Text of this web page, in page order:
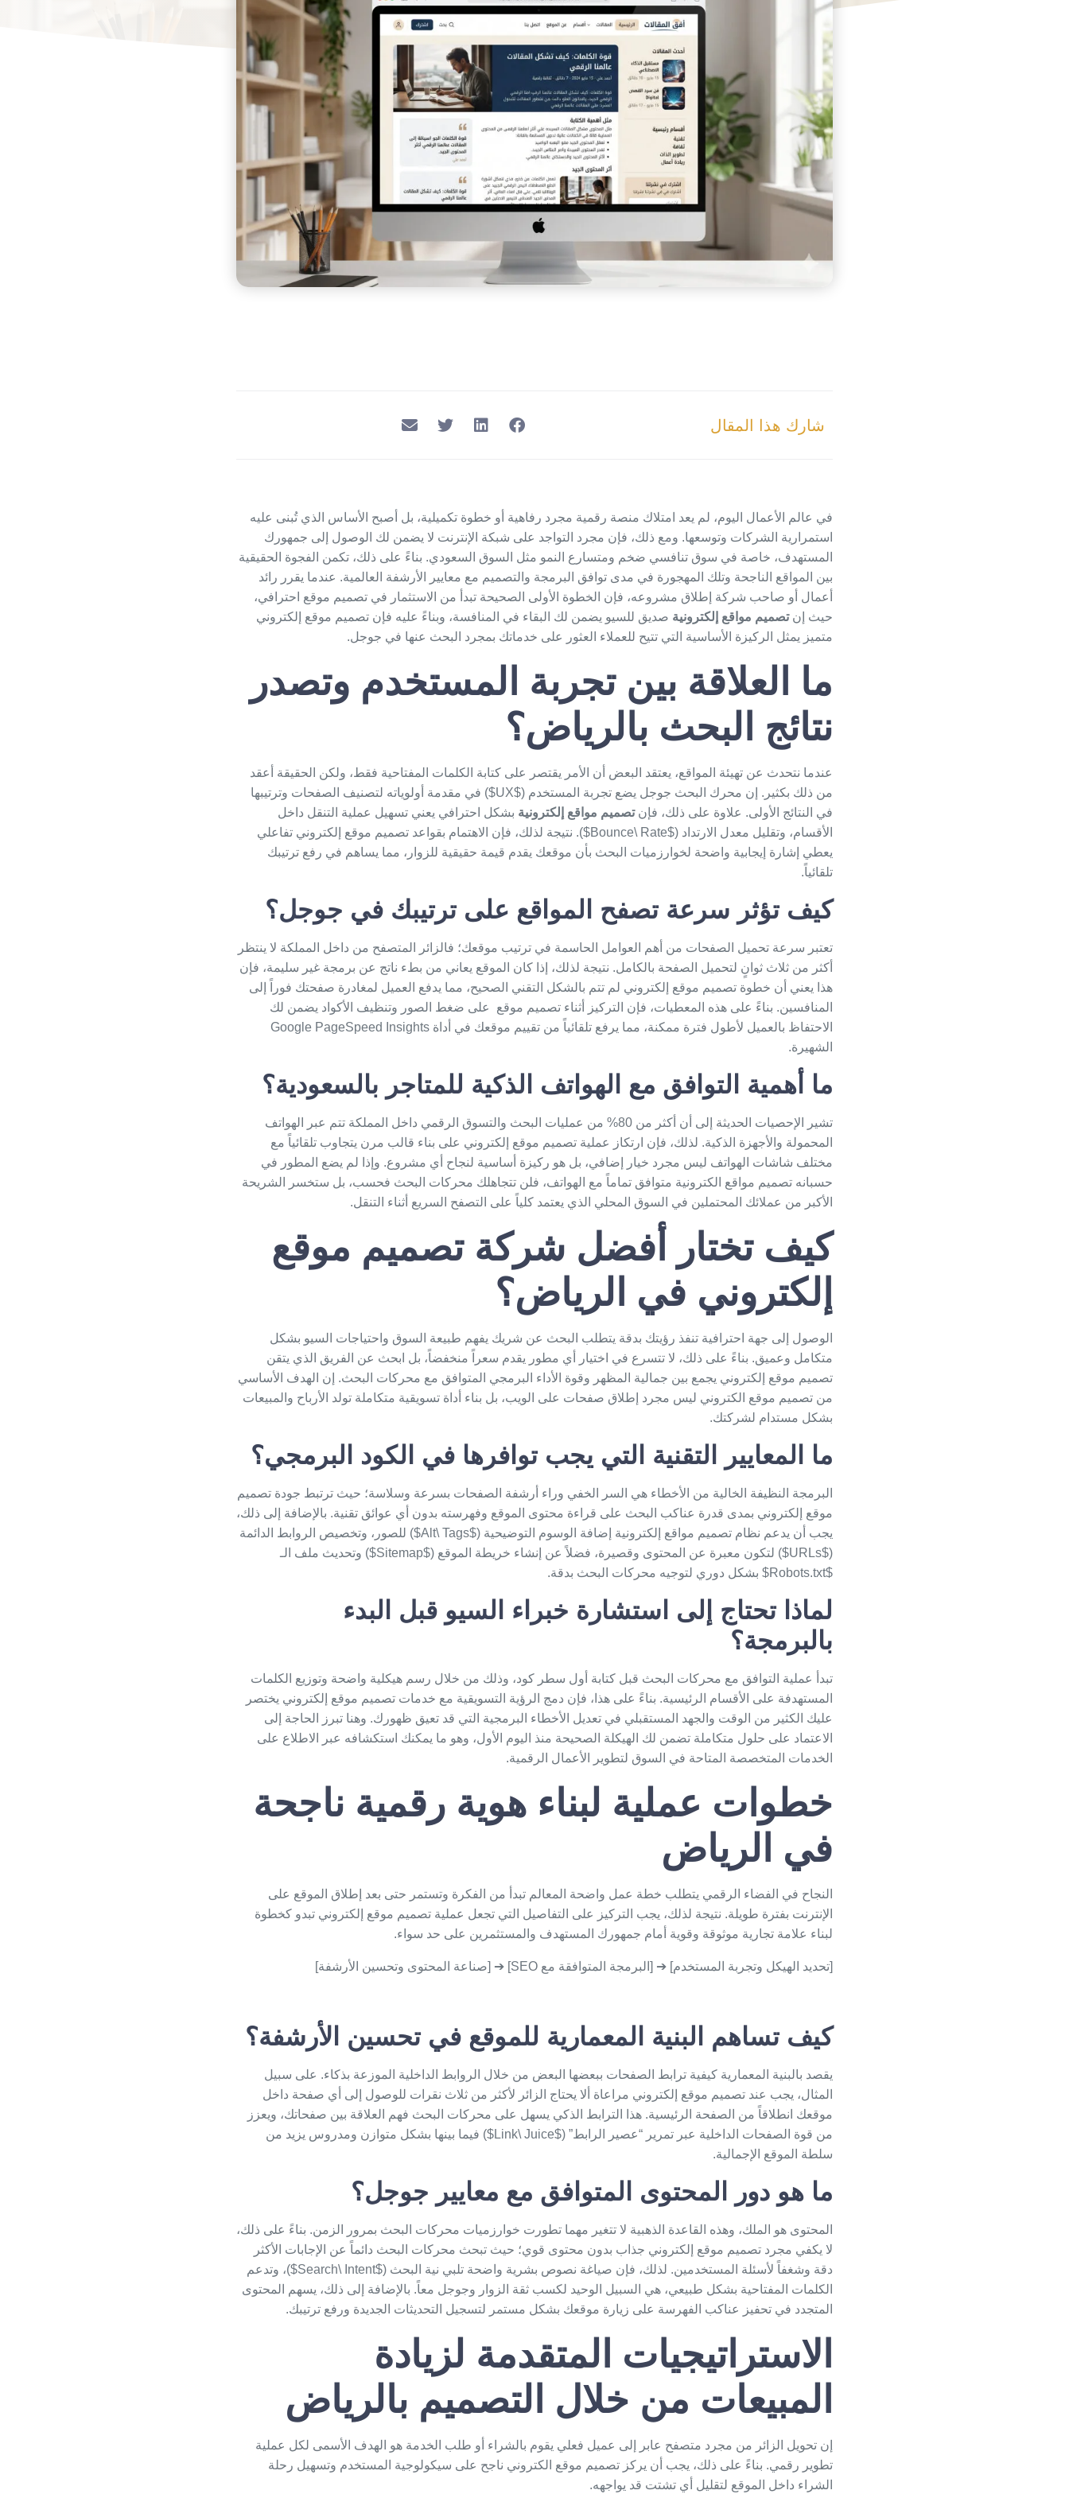
شارك هذا المقال
في عالم الأعمال اليوم، لم يعد امتلاك منصة رقمية مجرد رفاهية أو خطوة تكميلية، بل أصبح الأساس الذي تُبنى عليه
استمرارية الشركات وتوسعها. ومع ذلك، فإن مجرد التواجد على شبكة الإنترنت لا يضمن لك الوصول إلى جمهورك
المستهدف، خاصة في سوق تنافسي ضخم ومتسارع النمو مثل السوق السعودي. بناءً على ذلك، تكمن الفجوة الحقيقية
بين المواقع الناجحة وتلك المهجورة في مدى توافق البرمجة والتصميم مع معايير الأرشفة العالمية. عندما يقرر رائد
أعمال أو صاحب شركة إطلاق مشروعه، فإن الخطوة الأولى الصحيحة تبدأ من الاستثمار في تصميم موقع احترافي،
حيث إنتصميم مواقع إلكترونية صديق للسيو يضمن لك البقاء في المنافسة، وبناءً عليه فإن تصميم موقع إلكتروني
متميز يمثل الركيزة الأساسية التي تتيح للعملاء العثور على خدماتك بمجرد البحث عنها في جوجل.
ما العلاقة بين تجربة المستخدم وتصدر
نتائج البحث بالرياض؟
عندما نتحدث عن تهيئة المواقع، يعتقد البعض أن الأمر يقتصر على كتابة الكلمات المفتاحية فقط، ولكن الحقيقة أعقد
من ذلك بكثير. إن محرك البحث جوجل يضع تجربة المستخدم ($UX$) في مقدمة أولوياته لتصنيف الصفحات وترتيبها
في النتائج الأولى. علاوة على ذلك، فإنتصميم مواقع إلكترونية بشكل احترافي يعني تسهيل عملية التنقل داخل
الأقسام، وتقليل معدل الارتداد ($Bounce\ Rate$). نتيجة لذلك، فإن الاهتمام بقواعد
تصميم موقع إلكتروني تفاعلي
يعطي إشارة إيجابية واضحة لخوارزميات البحث بأن موقعك يقدم قيمة حقيقية للزوار، مما يساهم في رفع ترتيبك
تلقائياً.
كيف تؤثر سرعة تصفح المواقع على ترتيبك في جوجل؟
تعتبر سرعة تحميل الصفحات من أهم العوامل الحاسمة في ترتيب موقعك؛ فالزائر المتصفح من داخل المملكة لا ينتظر
أكثر من ثلاث ثوانٍ لتحميل الصفحة بالكامل. نتيجة لذلك، إذا كان الموقع يعاني من بطء ناتج عن برمجة غير سليمة، فإن
هذا يعني أن خطوة تصميم موقع إلكتروني لم تتم بالشكل التقني الصحيح، مما يدفع العميل لمغادرة صفحتك فوراً إلى
المنافسين. بناءً على هذه المعطيات، فإن التركيز أثناء تصميم موقع
على ضغط الصور وتنظيف الأكواد يضمن لك
الاحتفاظ بالعميل لأطول فترة ممكنة، مما يرفع تلقائياً من تقييم موقعك في أداة Google PageSpeed Insights
الشهيرة.
ما أهمية التوافق مع الهواتف الذكية للمتاجر بالسعودية؟
تشير الإحصيات الحديثة إلى أن أكثر من 80% من عمليات البحث والتسوق الرقمي داخل المملكة تتم عبر الهواتف
المحمولة والأجهزة الذكية. لذلك، فإن ارتكاز عملية تصميم موقع إلكتروني على بناء قالب مرن يتجاوب تلقائياً مع
مختلف شاشات الهواتف ليس مجرد خيار إضافي، بل هو ركيزة أساسية لنجاح أي مشروع. وإذا لم يضع المطور في
حسبانه تصميم مواقع الكترونية متوافق تماماً مع الهواتف، فلن تتجاهلك محركات البحث فحسب، بل ستخسر الشريحة
الأكبر من عملائك المحتملين في السوق المحلي الذي يعتمد كلياً على التصفح السريع أثناء التنقل.
كيف تختار أفضل شركة تصميم موقع
إلكتروني في الرياض؟
الوصول إلى جهة احترافية تنفذ رؤيتك بدقة يتطلب البحث عن شريك يفهم طبيعة السوق واحتياجات السيو بشكل
متكامل وعميق. بناءً على ذلك، لا تتسرع في اختيار أي مطور يقدم سعراً منخفضاً، بل ابحث عن الفريق الذي يتقن
تصميم موقع إلكتروني يجمع بين جمالية المظهر وقوة الأداء البرمجي المتوافق مع محركات البحث. إن الهدف الأساسي
من تصميم موقع الكتروني ليس مجرد إطلاق صفحات على الويب، بل بناء أداة تسويقية متكاملة تولد الأرباح والمبيعات
بشكل مستدام لشركتك.
ما المعايير التقنية التي يجب توافرها في الكود البرمجي؟
البرمجة النظيفة الخالية من الأخطاء هي السر الخفي وراء أرشفة الصفحات بسرعة وسلاسة؛ حيث ترتبط جودة تصميم
موقع إلكتروني بمدى قدرة عناكب البحث على قراءة محتوى الموقع وفهرسته بدون أي عوائق تقنية. بالإضافة إلى ذلك،
يجب أن يدعم نظام تصميم مواقع إلكترونية
إضافة الوسوم التوضيحية ($Alt\ Tags$) للصور، وتخصيص الروابط الدائمة
($URLs$) لتكون معبرة عن المحتوى وقصيرة، فضلاً عن إنشاء خريطة الموقع ($Sitemap$) وتحديث ملف الـ
$Robots.txt$ بشكل دوري لتوجيه محركات البحث بدقة.
لماذا تحتاج إلى استشارة خبراء السيو قبل البدء
بالبرمجة؟
تبدأ عملية التوافق مع محركات البحث قبل كتابة أول سطر كود، وذلك من خلال رسم هيكلية واضحة وتوزيع الكلمات
المستهدفة على الأقسام الرئيسية. بناءً على هذا، فإن دمج الرؤية التسويقية مع خدمات تصميم موقع إلكتروني يختصر
عليك الكثير من الوقت والجهد المستقبلي في تعديل الأخطاء البرمجية التي قد تعيق ظهورك. وهنا تبرز الحاجة إلى
الاعتماد على حلول متكاملة تضمن لك الهيكلة الصحيحة منذ اليوم الأول، وهو ما يمكنك استكشافه عبر الاطلاع على
الخدمات المتخصصة المتاحة في السوق لتطوير الأعمال الرقمية.
خطوات عملية لبناء هوية رقمية ناجحة
في الرياض
النجاح في الفضاء الرقمي يتطلب خطة عمل واضحة المعالم تبدأ من الفكرة وتستمر حتى بعد إطلاق الموقع على
الإنترنت بفترة طويلة. نتيجة لذلك، يجب التركيز على التفاصيل التي تجعل عملية تصميم موقع إلكتروني تبدو كخطوة
لبناء علامة تجارية موثوقة وقوية أمام جمهورك المستهدف والمستثمرين على حد سواء.
[تحديد الهيكل وتجربة المستخدم] ➔ [البرمجة المتوافقة مع SEO] ➔ [صناعة المحتوى وتحسين الأرشفة]
كيف تساهم البنية المعمارية للموقع في تحسين الأرشفة؟
يقصد بالبنية المعمارية كيفية ترابط الصفحات ببعضها البعض من خلال الروابط الداخلية الموزعة بذكاء. على سبيل
المثال، يجب عند تصميم موقع إلكتروني مراعاة ألا يحتاج الزائر لأكثر من ثلاث نقرات للوصول إلى أي صفحة داخل
موقعك انطلاقاً من الصفحة الرئيسية. هذا الترابط الذكي يسهل على محركات البحث فهم العلاقة بين صفحاتك، ويعزز
من قوة الصفحات الداخلية عبر تمرير “عصير الرابط” ($Link\ Juice$) فيما بينها بشكل متوازن ومدروس يزيد من
سلطة الموقع الإجمالية.
ما هو دور المحتوى المتوافق مع معايير جوجل؟
المحتوى هو الملك، وهذه القاعدة الذهبية لا تتغير مهما تطورت خوارزميات محركات البحث بمرور الزمن. بناءً على ذلك،
لا يكفي مجرد تصميم موقع إلكتروني جذاب بدون محتوى قوي؛ حيث تبحث محركات البحث دائماً عن الإجابات الأكثر
دقة وشغفاً لأسئلة المستخدمين. لذلك، فإن صياغة نصوص بشرية واضحة تلبي نية البحث ($Search\ Intent$)، وتدعم
الكلمات المفتاحية بشكل طبيعي، هي السبيل الوحيد لكسب ثقة الزوار وجوجل معاً. بالإضافة إلى ذلك، يسهم المحتوى
المتجدد في تحفيز عناكب الفهرسة على زيارة موقعك بشكل مستمر لتسجيل التحديثات الجديدة ورفع ترتيبك.
الاستراتيجيات المتقدمة لزيادة
المبيعات من خلال التصميم بالرياض
إن تحويل الزائر من مجرد متصفح عابر إلى عميل فعلي يقوم بالشراء أو طلب الخدمة هو الهدف الأسمى لكل عملية
تطوير رقمي. بناءً على ذلك، يجب أن يركز تصميم موقع الكتروني ناجح على سيكولوجية المستخدم وتسهيل رحلة
الشراء داخل الموقع لتقليل أي تشتت قد يواجهه.